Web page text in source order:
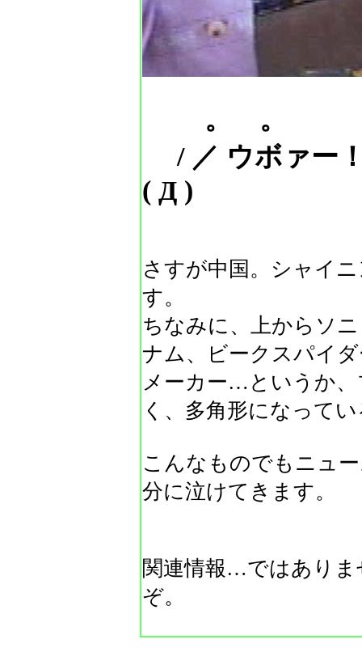
。 。
/ ／ ウボァー
( Д )
さすが中国。シャイ
す。
ちなみに、上からソ
ナム、ビークスパイ
メーカー…というか
く、多角形になって
こんなものでもニュ
分に泣けてきます。
関連情報…ではありま
ぞ。